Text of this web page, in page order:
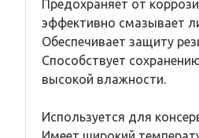
Предохраняет от
эффективно смазывает
Обеспечивает защиту
Способствует
высокой влажности.
Используется для